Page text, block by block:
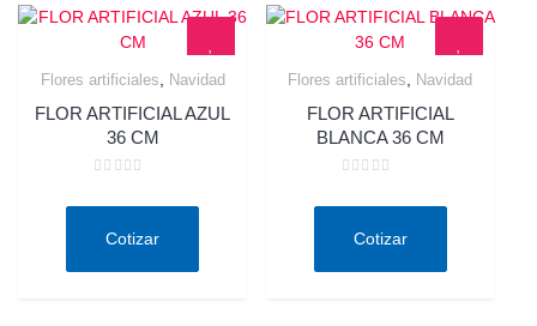
Flores artificiales, Navidad
FLOR ARTIFICIAL AZUL
36 CM
deCotizar
Flores artificiales, Navidad
FLOR ARTIFICIAL
BLANCA 36 CM
deCotizar